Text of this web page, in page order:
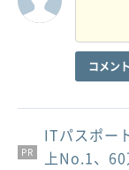
コメン
PR
PR
PR
ITパスポー
上No.1、